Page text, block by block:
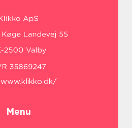
www.klikko.dk/
Menu